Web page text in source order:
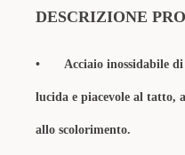
DESCRIZIONE
• Acciaio inossidabile
lucida e piacevole al tatto,
allo scolorimento.